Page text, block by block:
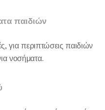
παιδιών
για περιπτώσεις παιδιών
νοσήματα.